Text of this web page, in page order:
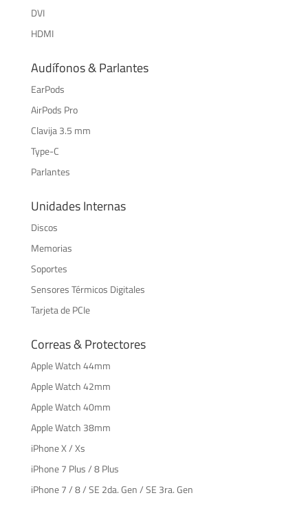
DVI
HDMI
Audífonos & Parlantes
EarPods
AirPods Pro
Clavija 3.5 mm
Type-C
Parlantes
Unidades Internas
Discos
Memorias
Soportes
Sensores Térmicos Digitales
Tarjeta de PCIe
Correas & Protectores
Apple Watch 44mm
Apple Watch 42mm
Apple Watch 40mm
Apple Watch 38mm
iPhone X / Xs
iPhone 7 Plus / 8 Plus
iPhone 7 / 8 / SE 2da. Gen / SE 3ra. Gen